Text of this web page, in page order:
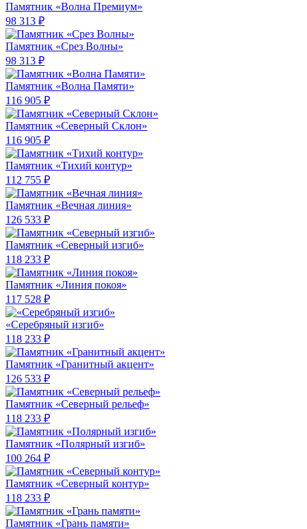
Памятник «Волна Премиум»
98 313 ₽
Памятник «Срез Волны»
98 313 ₽
Памятник «Волна Памяти»
116 905 ₽
Памятник «Северный Склон»
116 905 ₽
Памятник «Тихий контур»
112 755 ₽
Памятник «Вечная линия»
126 533 ₽
Памятник «Северный изгиб»
118 233 ₽
Памятник «Линия покоя»
117 528 ₽
«Серебряный изгиб»
118 233 ₽
Памятник «Гранитный акцент»
126 533 ₽
Памятник «Северный рельеф»
118 233 ₽
Памятник «Полярный изгиб»
100 264 ₽
Памятник «Северный контур»
118 233 ₽
Памятник «Грань памяти»